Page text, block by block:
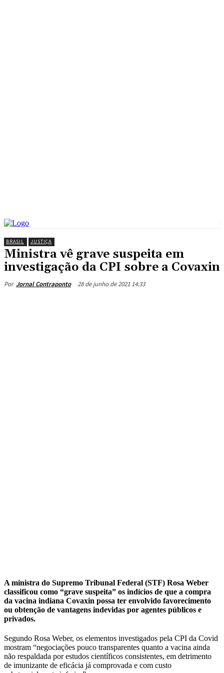
BRASIL JUSTIÇA
Ministra vê grave suspeita em
investigação da CPI sobre a Covaxin
Por Jornal Contraponto 28 de junho de 2021 14:33
A ministra do Supremo Tribunal Federal (STF) Rosa Weber
classificou como “grave suspeita” os indícios de que a compra
da vacina indiana Covaxin possa ter envolvido favorecimento
ou obtenção de vantagens indevidas por agentes públicos e
privados.
Segundo Rosa Weber, os elementos investigados pela CPI da Covid
mostram “negociações pouco transparentes quanto a vacina ainda
não respaldada por estudos científicos consistentes, em detrimento
de imunizante de eficácia já comprovada e com custo